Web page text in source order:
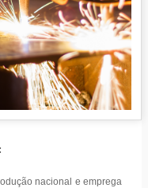
nacional e emprega